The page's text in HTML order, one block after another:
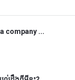
company ...